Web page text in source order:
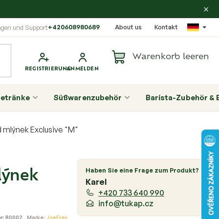
×
+420608980689 About us Kontakt
Warenkorb leeren
Süßwarenzubehör Barista-Zubehör &
Exclusive "M"
S
Haben Sie eine Frage zum Produkt?
Karel
+420 733 640 990
info@tukap.cz
Marke: JoeFrex
B0002